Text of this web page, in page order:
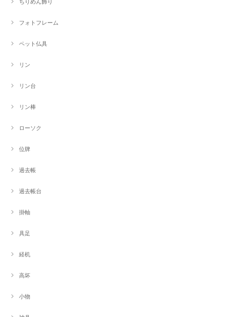
フォトフレーム
ペット仏具
リン
リン台
リン棒
ローソク
位牌
過去帳
過去帳台
掛軸
具足
経机
高坏
小物